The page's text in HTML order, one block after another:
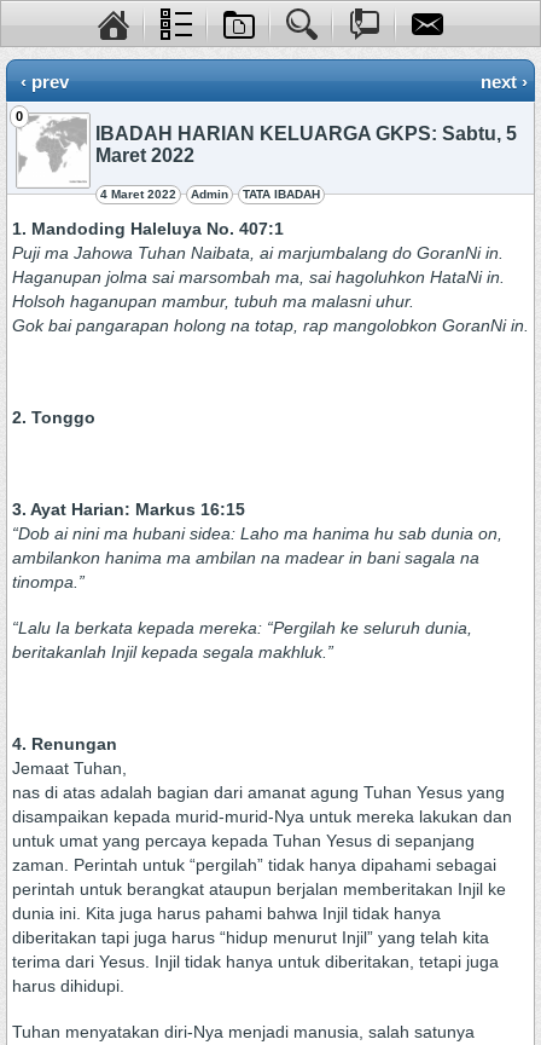
‹ prev next ›
0
IBADAH HARIAN KELUARGA GKPS: Sabtu, 5
Maret 2022
4 Maret 2022 Admin TATA IBADAH
1. Mandoding Haleluya No. 407:1
Puji ma Jahowa Tuhan Naibata, ai marjumbalang do GoranNi in.
Haganupan jolma sai marsombah ma, sai hagoluhkon HataNi in.
Holsoh haganupan mambur, tubuh ma malasni uhur.
Gok bai pangarapan holong na totap, rap mangolobkon GoranNi in.
2. Tonggo
3. Ayat Harian: Markus 16:15
“Dob ai nini ma hubani sidea: Laho ma hanima hu sab dunia on,
ambilankon hanima ma ambilan na madear in bani sagala na
tinompa.”
“Lalu Ia berkata kepada mereka: “Pergilah ke seluruh dunia,
beritakanlah Injil kepada segala makhluk.”
4. Renungan
Jemaat Tuhan,
nas di atas adalah bagian dari amanat agung Tuhan Yesus yang
disampaikan kepada murid-murid-Nya untuk mereka lakukan dan
untuk umat yang percaya kepada Tuhan Yesus di sepanjang
zaman. Perintah untuk “pergilah” tidak hanya dipahami sebagai
perintah untuk berangkat ataupun berjalan memberitakan Injil ke
dunia ini. Kita juga harus pahami bahwa Injil tidak hanya
diberitakan tapi juga harus “hidup menurut Injil” yang telah kita
terima dari Yesus. Injil tidak hanya untuk diberitakan, tetapi juga
harus dihidupi.
Tuhan menyatakan diri-Nya menjadi manusia, salah satunya